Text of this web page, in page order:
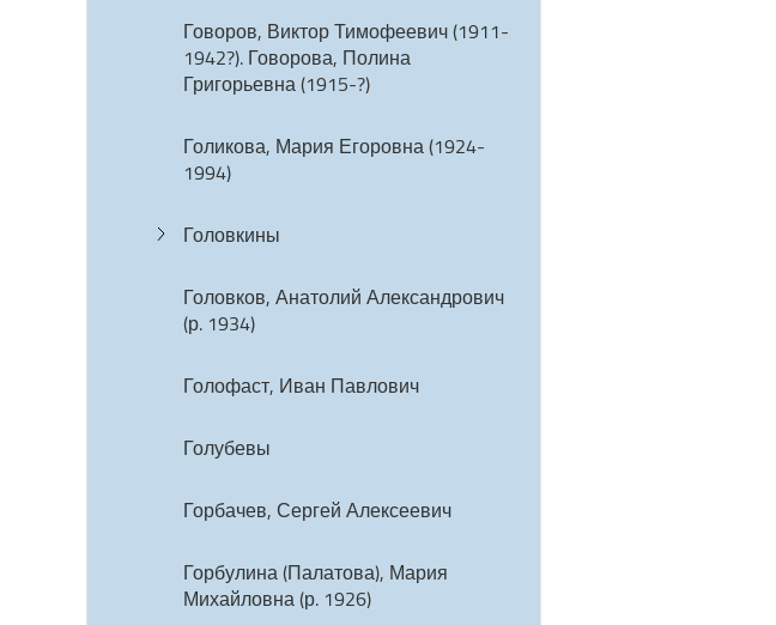
Говоров, Виктор Тимофеевич (1911-
1942?). Говорова, Полина
Григорьевна (1915-?)
Голикова, Мария Егоровна (1924-
1994)
Головкины
Головков, Анатолий Александрович
(р. 1934)
Голофаст, Иван Павлович
Голубевы
Горбачев, Сергей Алексеевич
Горбулина (Палатова), Мария
Михайловна (р. 1926)